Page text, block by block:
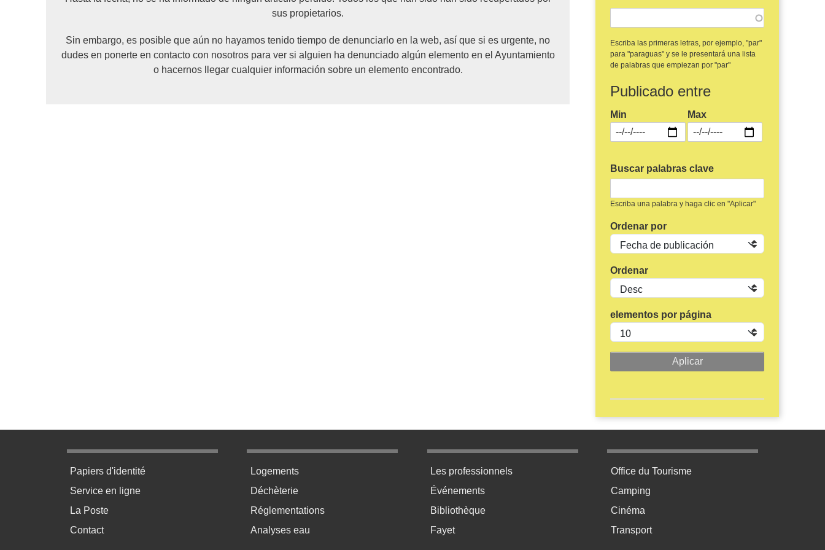
sus propietarios.
Sin embargo, es posible que aún no hayamos tenido tiempo de denunciarlo en la web, así que si es urgente, no
dudes en ponerte en contacto con nosotros para ver si alguien ha denunciado algún elemento en el Ayuntamiento
o hacernos llegar cualquier información sobre un elemento encontrado.
Escriba las primeras letras, por ejemplo, "par"
para "paraguas" y se le presentará una lista
de palabras que empiezan por "par"
Publicado entre
Min Max
Buscar palabras clave
Escriba una palabra y haga clic en "Aplicar"
Ordenar por
Ordenar
elementos por página
Menu pratique bas de page 1
Papiers d'identité
Service en ligne
La Poste
Contact
Menu pratique bas de page 2
Logements
Déchèterie
Réglementations
Analyses eau
Menu pratique bas de page 3
Les professionnels
Événements
Bibliothèque
Fayet
Menu pratique bas de page 4
Office du Tourisme
Camping
Cinéma
Transport